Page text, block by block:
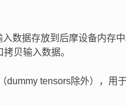
数据存放到后摩设备内存
贝输入数据。
tensors除外），用